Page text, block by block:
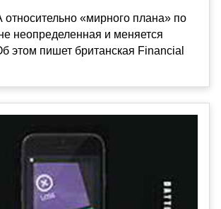
«мирного плана» по
неопределенная и меняется
этом пишет британская Financial